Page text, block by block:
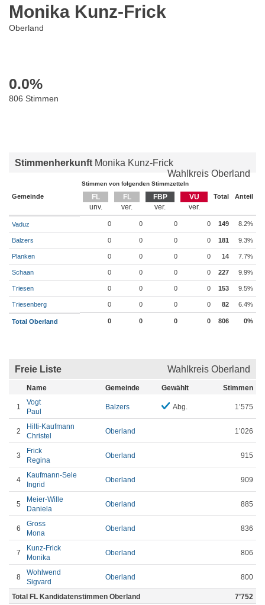
Monika Kunz-Frick
Oberland
0.0%
806 Stimmen
Stimmenherkunft Monika Kunz-Frick
Wahlkreis Oberland
Stimmen von folgenden Stimmzetteln
Gemeinde FL FL FBP VU Total Anteil
Vaduz 0 0 0 0 149 8.2%
Balzers 0 0 0 0 181 9.3%
Planken 0 0 0 0 14 7.7%
Schaan 0 0 0 0 227 9.9%
Triesen 0 0 0 0 153 9.5%
Triesenberg 0 0 0 0 82 6.4%
Total Oberland 0 0 0 0 806 0%
Freie Liste Wahlkreis Oberland
Name Gemeinde Gewählt Stimmen
1
Vogt
Paul
Balzers Abg. 1’575
2
Hilti-Kaufmann
Christel
Oberland 1’026
3
Frick
Regina
Oberland 915
4
Kaufmann-Sele
Ingrid
Oberland 909
5
Meier-Wille
Daniela
Oberland 885
6
Gross
Mona
Oberland 836
7
Kunz-Frick
Monika
Oberland 806
8
Wohlwend
Sigvard
Oberland 800
Total FL Kandidatenstimmen Oberland 7’752